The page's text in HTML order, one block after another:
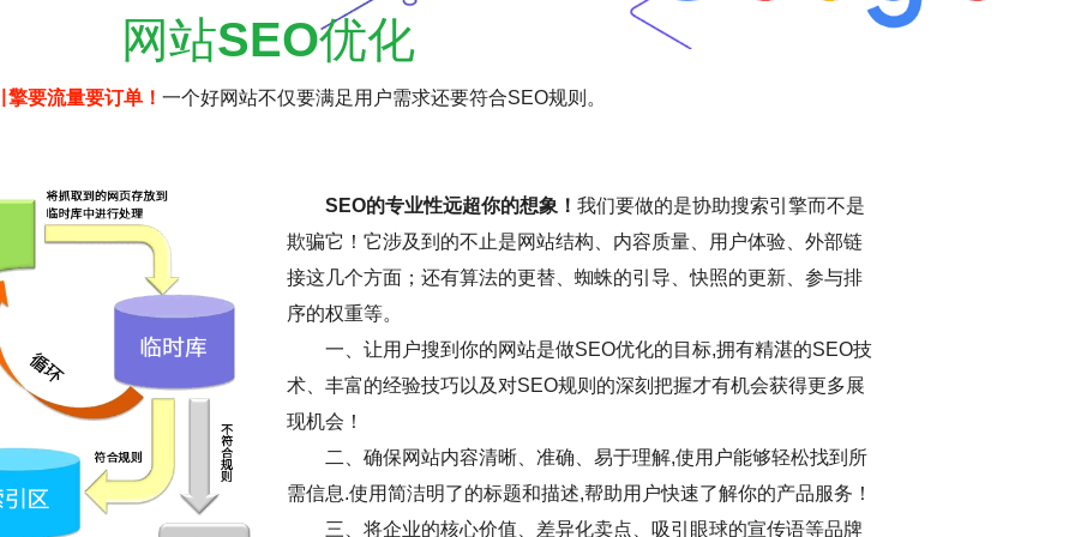
网站SEO优化
擎要流量要订单！ 一个好网站不仅要满足用户需求还要符合SEO规则。
SEO的专业性远超你的想象！ 我们要做的是协助搜索引擎而不是
欺骗它！它涉及到的不止是网站结构、内容质量、用户体验、外部链
接这几个方面；还有算法的更替、蜘蛛的引导、快照的更新、参与排
序的权重等。
一、让用户搜到你的网站是做SEO优化的目标,拥有精湛的SEO技
术、丰富的经验技巧以及对SEO规则的深刻把握才有机会获得更多展
现机会！
二、确保网站内容清晰、准确、易于理解,使用户能够轻松找到所
需信息.使用简洁明了的标题和描述,帮助用户快速了解你的产品服务！
三、将企业的核心价值、差异化卖点、吸引眼球的宣传语等品牌